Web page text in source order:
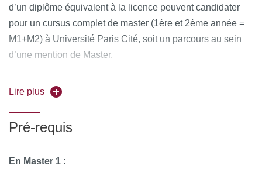
d’un diplôme équivalent à la licence peuvent candidater
pour un cursus complet de master (1ère et 2ème année =
M1+M2) à Université Paris Cité, soit un parcours au sein
d’une mention de Master.
validé un M1 droit ou titulaires d’un diplôme équivalent
Lire plus
Pré-requis
En Master 1 :